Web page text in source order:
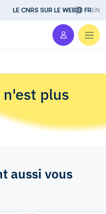
LE CNRS SUR LE WEB FREN
plus
aussi vous